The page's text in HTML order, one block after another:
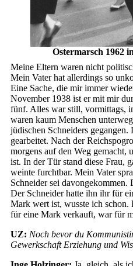
Ostermarsch 1962
Meine Eltern waren nicht
Mein Vater hat allerdings so
Eine Sache, die mir immer
November 1938 ist er mit mir
fünf. Alles war still, vormittags,
waren kaum Menschen
jüdischen Schneiders
gearbeitet. Nach der
morgens auf den Weg gemacht,
ist. In der Tür stand diese Frau,
weinte furchtbar. Mein Vater
Schneider sei
Der Schneider hatte ihn ihr für
Mark wert ist, wusste ich schon.
für eine Mark verkauft, war für
UZ: Noch bevor du
Gewerkschaft Erziehung und